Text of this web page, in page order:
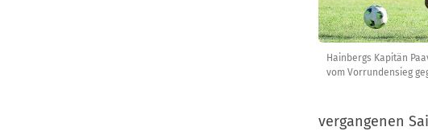
Hainbergs Kapitän
vom Vorrundensieg
vergangenen